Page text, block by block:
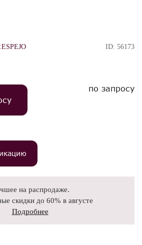
ID: 56173
по запросу
на распродаже.
скидки до 60% в августе
Подробнее